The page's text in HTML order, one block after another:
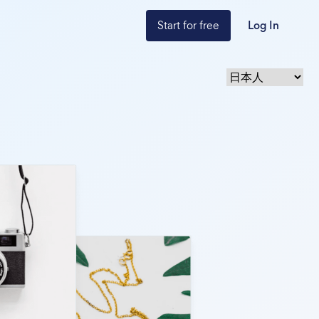
Start for free Log In